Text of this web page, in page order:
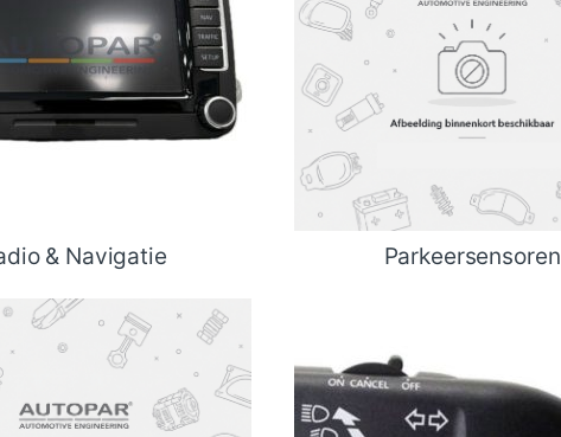
& Navigatie Parkeersensoren